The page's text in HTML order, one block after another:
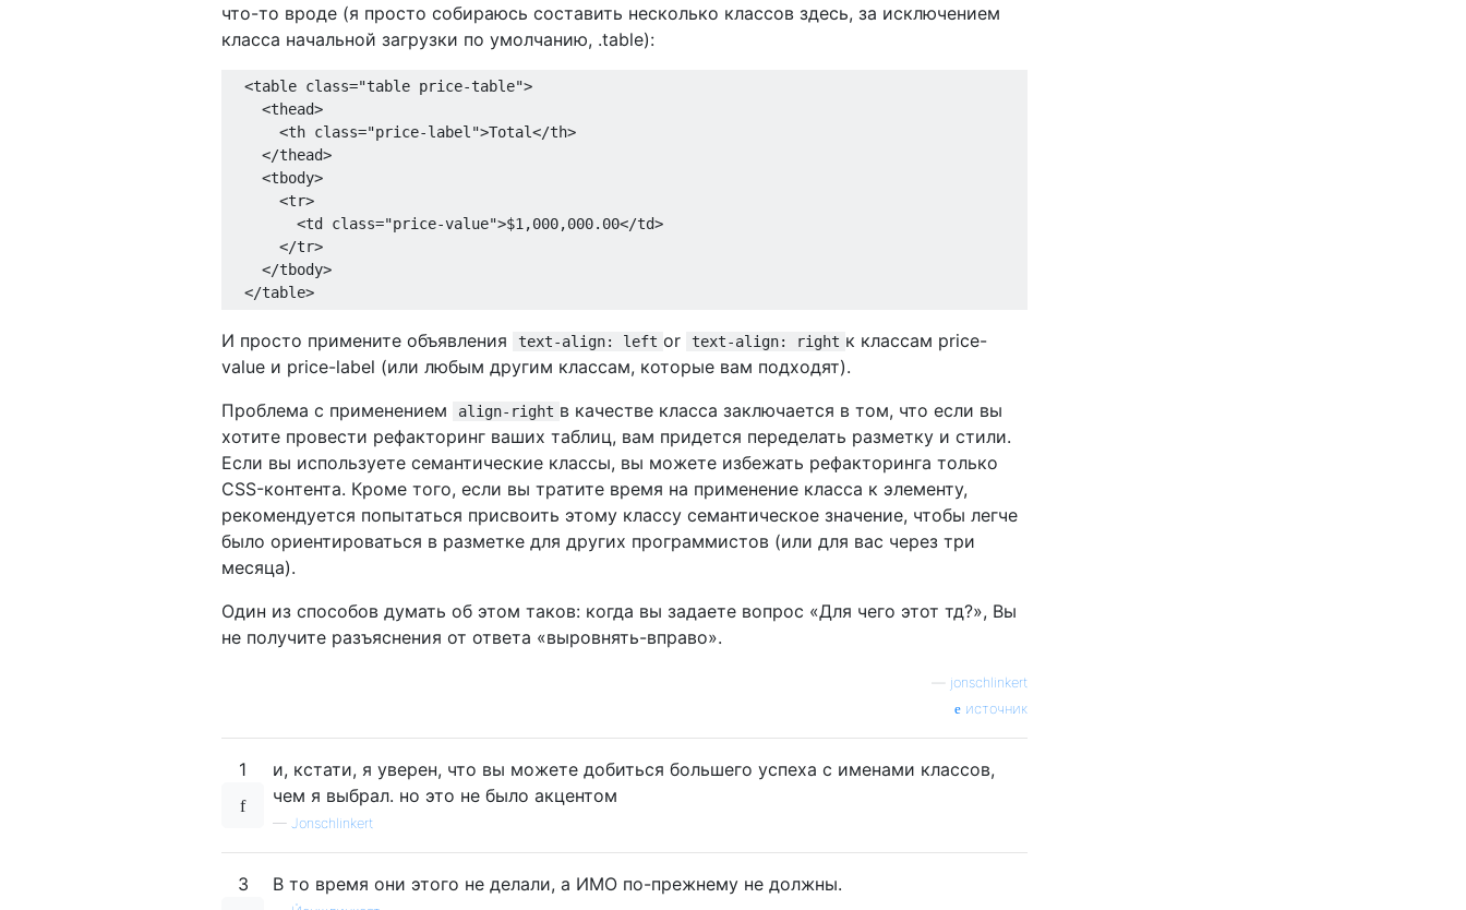
что-то вроде (я просто собираюсь составить несколько классов здесь, за исключением
класса начальной загрузки по умолчанию, .table):
<table class="table price-table">
<thead>
<th class="price-label">Total</th>
</thead>
<tbody>
<tr>
<td
class="price-value">$1,000,000.00</td>
</tr>
</tbody>
</table>
И просто примените объявления text-align: left or text-align: right к классам price-
value и price-label (или любым другим классам, которые вам подходят).
Проблема с применением
align-right в качестве класса заключается в том, что если вы
хотите провести рефакторинг ваших таблиц, вам придется переделать разметку и стили.
Если вы используете семантические классы, вы можете избежать рефакторинга только
CSS-контента. Кроме того, если вы тратите время на применение класса к элементу,
рекомендуется попытаться присвоить этому классу семантическое значение, чтобы легче
было ориентироваться в разметке для других программистов (или для вас через три
месяца).
Один из способов думать об этом таков: когда вы задаете вопрос «Для чего этот тд?», Вы
не получите разъяснения от ответа «выровнять-вправо».
jonschlinkert
источник
1
и, кстати, я уверен, что вы можете добиться большего успеха с именами классов,
чем я выбрал. но это не было акцентом
— Jonschlinkert
3 В то время они этого не делали, а ИМО по-прежнему не должны.